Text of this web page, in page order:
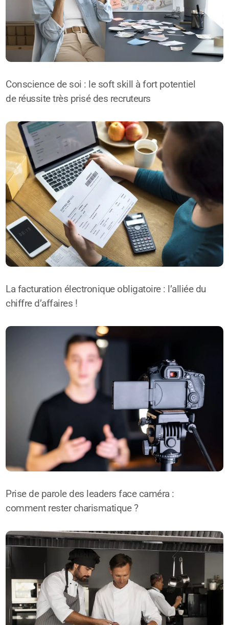
Conscience de soi : le soft skill à fort potentiel
de réussite très prisé des recruteurs
La facturation électronique obligatoire : l’alliée du
chiffre d’affaires !
Prise de parole des leaders face caméra :
comment rester charismatique ?